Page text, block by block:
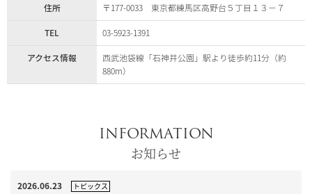
住所
〒177-0033 東京都練馬区高野台５丁目１３−７
TEL
03-5923-1391
アクセス情報
西武池袋線「石神井公園」駅より徒歩約11分（約
880m）
INFORMATION
お知らせ
2026.06.23 トピックス